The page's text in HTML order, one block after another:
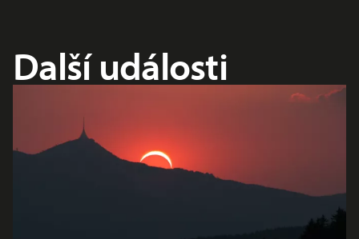
Další události